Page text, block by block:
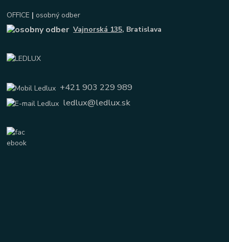
OFFICE | osobný odber
Vajnorská 135, Bratislava
+421 903 229 989
ledlux@ledlux.sk